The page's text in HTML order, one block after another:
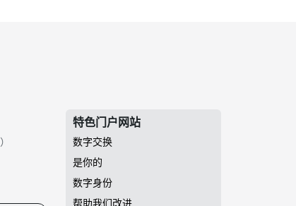
特色门户网站
数字交换
是你的
数字身份
帮助我们改进